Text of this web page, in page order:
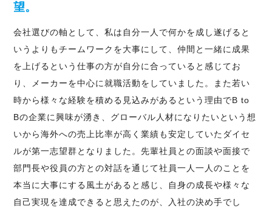
望。
会社選びの軸として、私は自分一人で何かを成し遂げると
いうよりもチームワークを大事にして、仲間と一緒に成果
を上げるという仕事の方が自分に合っていると感じてお
り、メーカーを中心に就職活動をしていました。また若い
時から様々な経験を積める見込みがあるという理由でB to
Bの企業に興味が湧き、グローバル人材になりたいという想
いから海外への売上比率が高く業績も安定していたダイセ
ルが第一志望群となりました。先輩社員との面談や面接で
部門長や役員の方との対話を通じて社員一人一人のことを
本当に大事にする風土があると感じ、自身の成長や様々な
自己実現を達成できると思えたのが、入社の決め手でし